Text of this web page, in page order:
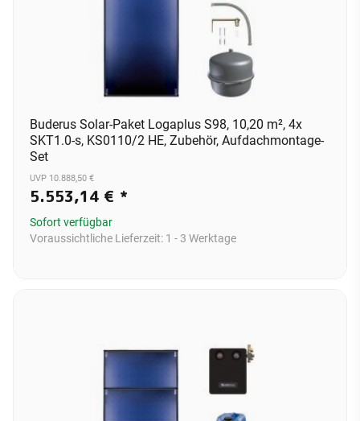
Buderus Solar-Paket Logaplus S98, 10,20 m², 4x
SKT1.0-s, KS0110/2 HE, Zubehör, Aufdachmontage-
Set
UVP 10.888,50 €
5.553,14 € *
Sofort verfügbar
Voraussichtliche Lieferzeit: 1 - 3 Werktage